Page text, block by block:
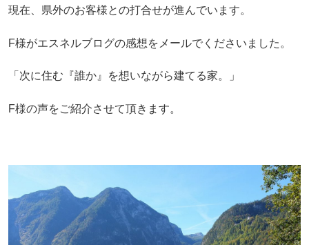
現在、県外のお客様との打合せが進んでいます。
F様がエスネルブログの感想をメールでくださいました。
「次に住む『誰か』を想いながら建てる家。」
F様の声をご紹介させて頂きます。